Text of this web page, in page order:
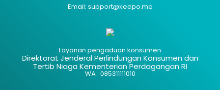
Email: support@keepo.me
Layanan pengaduan konsumen
Direktorat Jenderal Perlindungan Konsumen dan
Tertib Niaga Kementerian Perdagangan RI
WA : 085311111010